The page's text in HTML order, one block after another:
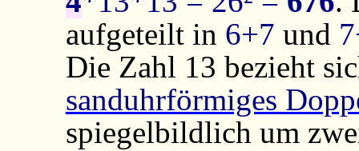
aufgeteilt in 6+7 und
Die Zahl 13 bezieht
sanduhrförmiges
spiegelbildlich um